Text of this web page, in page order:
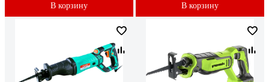
В корзину В корзину